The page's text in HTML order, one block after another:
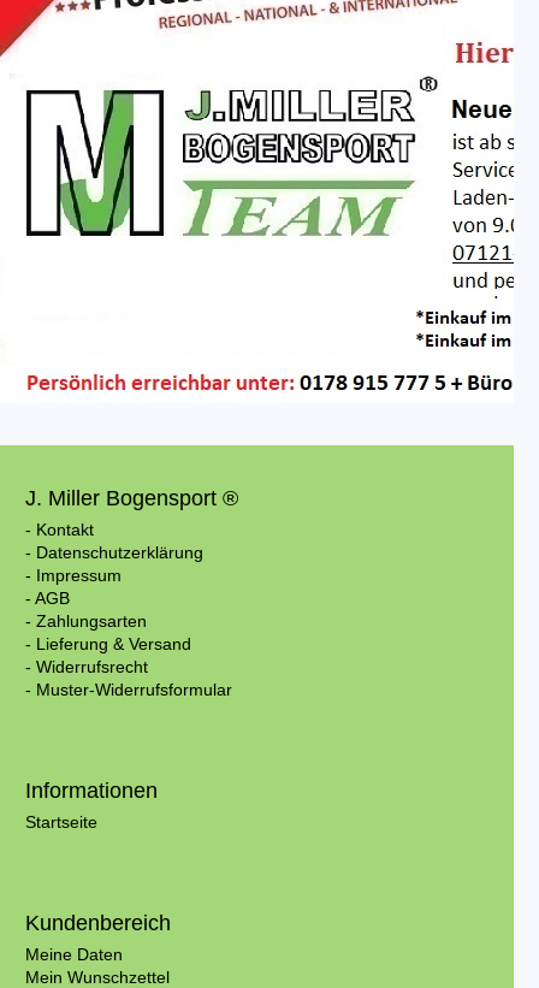
J. Miller Bogensport ®
- Kontakt
- Datenschutzerklärung
- Impressum
- AGB
- Zahlungsarten
- Lieferung & Versand
- Widerrufsrecht
- Muster-Widerrufsformular
Informationen
Startseite
Kundenbereich
Meine Daten
Mein Wunschzettel